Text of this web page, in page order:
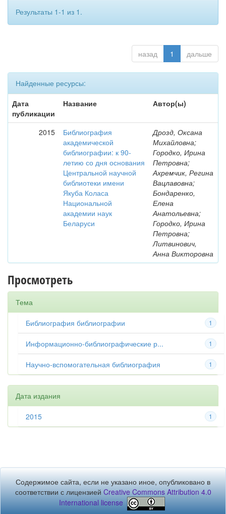
Результаты 1-1 из 1.
назад 1 дальше
Найденные ресурсы:
Дата
публикации
Название Автор(ы)
2015
Библиография
академической
библиографии: к 90-
летию со дня основания
Центральной научной
библиотеки имени
Якуба Коласа
Национальной
академии наук
Беларуси
Дрозд, Оксана
Михайловна;
Городко, Ирина
Петровна;
Ахремчик, Регина
Вацлавовна;
Бондаренко,
Елена
Анатольевна;
Городко, Ирина
Петровна;
Литвинович,
Анна Викторовна
Просмотреть
Тема
1
Библиография библиографии
1
Информационно-библиографические р...
1
Научно-вспомогательная библиография
Дата издания
1
2015
Содержимое сайта, если не указано иное, опубликовано в
соответствии с лицензиейCreative Commons Attribution 4.0
International license